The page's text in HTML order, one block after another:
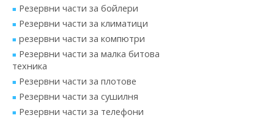
Резервни части за бойлери
Резервни части за климатици
резервни части за компютри
Резервни части за малка битова
техника
Резервни части за плотове
Резервни части за сушилня
Резервни части за телефони